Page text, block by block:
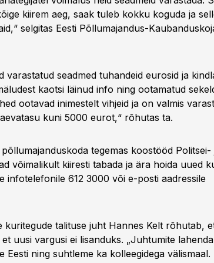
kiirem aeg, saak tuleb kokku koguda ja
selgitas Eesti Põllumajandus-
varastatud seadmed tuhandeid eurosid ja
kaotsi läinud info ning ootamatud
ootavad inimestelt vihjeid ja on valmis
kuni 5000 eurot,“ rõhutas ta.
tegemas koostööd Politsei-
võimalikult kiiresti tabada ja ära hoida uued
infotelefonile 612 3000 või e-posti aadressile
talituse juht Hannes Kelt rõhutab,
uusi vargusi ei lisanduks. „Juhtumite
Eesti ning suhtleme ka kolleegidega välismaal.